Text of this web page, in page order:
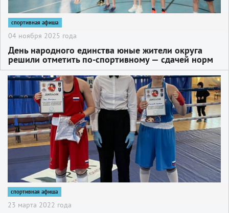
спортивная афиша
04 ноября 2025 года
День народного единства юные жители округа
решили отметить по-спортивному — сдачей норм
ГТО
2
спортивная афиша
23 марта 2022 года